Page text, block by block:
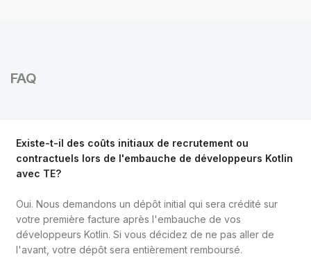
FAQ
Existe-t-il des coûts initiaux de recrutement ou
contractuels lors de l'embauche de développeurs Kotlin
avec TE?
Oui. Nous demandons un dépôt initial qui sera crédité sur
votre première facture après l'embauche de vos
développeurs Kotlin. Si vous décidez de ne pas aller de
l'avant, votre dépôt sera entièrement remboursé.